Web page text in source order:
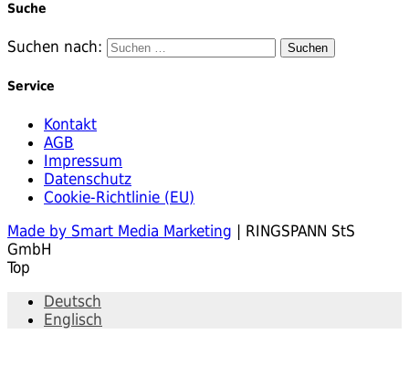
Suche
Suchen nach:
Service
Kontakt
AGB
Impressum
Datenschutz
Cookie-Richtlinie (EU)
Made by Smart Media Marketing | RINGSPANN StS
GmbH
Top
Deutsch
Englisch